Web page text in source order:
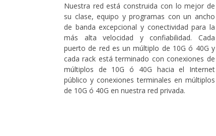
Nuestra red está construida con lo mejor de
su clase, equipo y programas con un ancho
de banda excepcional y conectividad para la
más alta velocidad y confiabilidad. Cada
puerto de red es un múltiplo de 10G ó 40G y
cada rack está terminado con conexiones de
múltiplos de 10G ó 40G hacia el Internet
público y conexiones terminales en múltiplos
de 10G ó 40G en nuestra red privada.